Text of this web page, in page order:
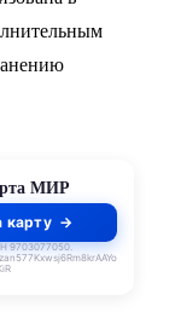
карту
9703077050.